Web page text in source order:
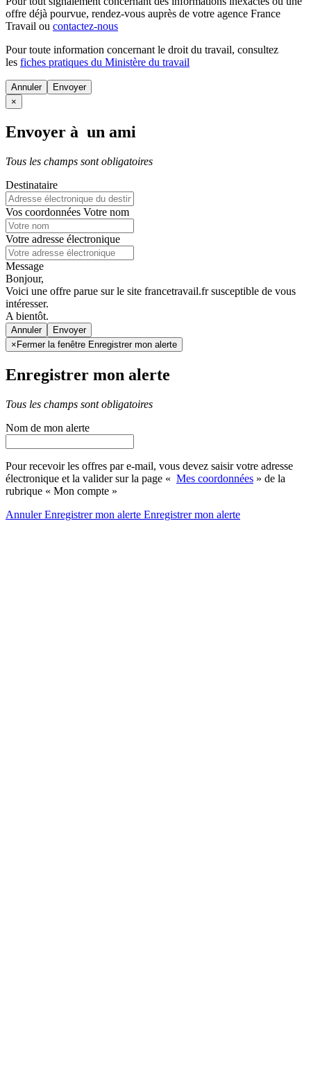
offre déjà pourvue, rendez-vous auprès de votre agence France
Travail ou contactez-nous
Pour toute information concernant le droit du travail, consultez
les fiches pratiques du Ministère du travail
Annuler
×
Envoyer à un ami
Tous les champs sont obligatoires
Destinataire
Vos coordonnées Votre nom
Votre adresse électronique
Message
Bonjour,
Voici une offre parue sur le site francetravail.fr susceptible de vous
intéresser.
A bientôt.
Annuler
× Fermer la fenêtre Enregistrer mon alerte
Enregistrer mon alerte
Tous les champs sont obligatoires
Nom de mon alerte
Pour recevoir les offres par e-mail, vous devez saisir votre adresse
électronique et la valider sur la page « Mes coordonnées » de la
rubrique « Mon compte »
AnnulerEnregistrer mon alerte Enregistrermon alerte